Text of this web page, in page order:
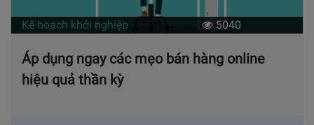
Kế hoạch khởi nghiệp 5040
Áp dụng ngay các mẹo bán hàng online
hiệu quả thần kỳ